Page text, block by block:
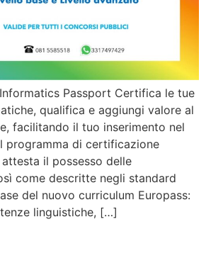
Informatics Passport Certifica le tue
qualifica e aggiungi valore al
facilitando il tuo inserimento nel
programma di certificazione
attesta il possesso delle
come descritte negli standard
del nuovo curriculum Europass:
linguistiche, […]